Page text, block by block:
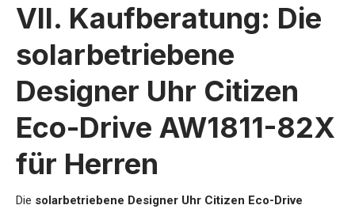
VII. Kaufberatung: Die
solarbetriebene
Designer Uhr Citizen
Eco-Drive AW1811-82X
für Herren
Die solarbetriebene Designer Uhr Citizen Eco-Drive